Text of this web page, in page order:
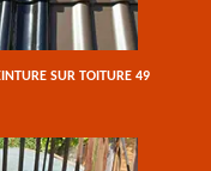
SUR TOITURE 49